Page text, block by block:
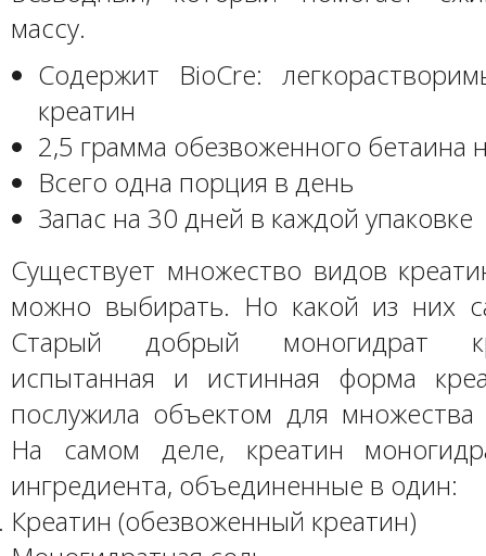
массу.
Содержит BioCre:
креатин
2,5 грамма обезвоженного бетаина
Всего одна порция в день
Запас на 30 дней в каждой упаковке
Существует множество видов
можно выбирать. Но какой из них
Старый добрый моногидрат
испытанная и истинная форма
послужила объектом для множества
На самом деле, креатин
ингредиента, объединенные в один:
Креатин (обезвоженный креатин)